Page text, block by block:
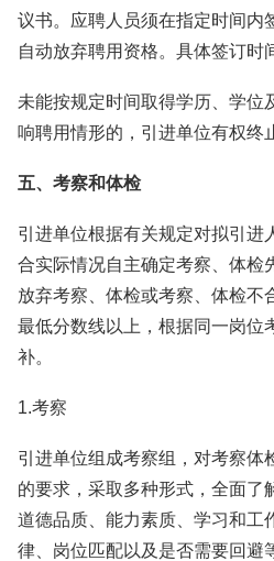
议书。应聘人员须在指定时间内
自动放弃聘用资格。具体签订时
未能按规定时间取得学历、学位
响聘用情形的，引进单位有权终
五、考察和体检
引进单位根据有关规定对拟引进
合实际情况自主确定考察、体检
放弃考察、体检或考察、体检不
最低分数线以上，根据同一岗位
补。
1.考察
引进单位组成考察组，对考察体
的要求，采取多种形式，全面了
道德品质、能力素质、学习和工
律、岗位匹配以及是否需要回避